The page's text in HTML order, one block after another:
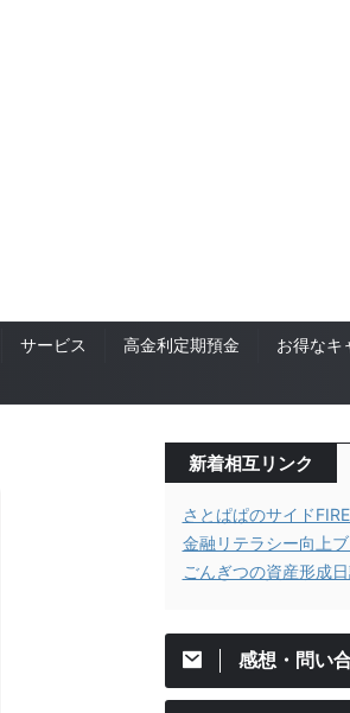
サービス 高金利定期預金
お得なキ
新着相互リンク
さとぱぱのサイド
金融リテラシー向上
ごんぎつの資産形成日
感想・問い